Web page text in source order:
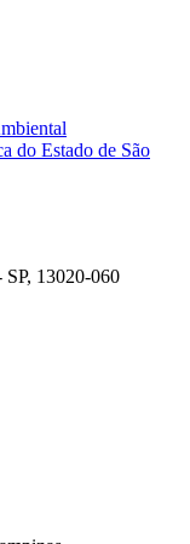
do Estado de São
13020-060